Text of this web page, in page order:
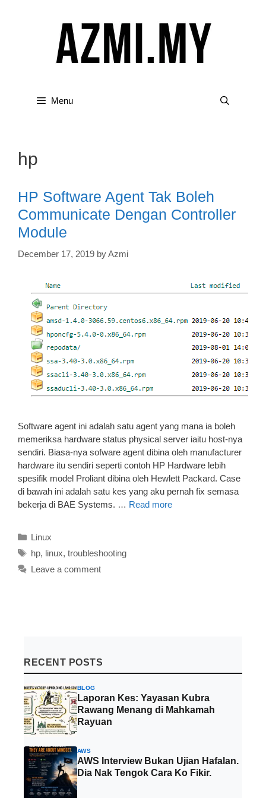
Menu
hp
HP Software Agent Tak Boleh
Communicate Dengan Controller
Module
December 17, 2019 byAzmi
Software agent ini adalah satu agent yang mana ia boleh
memeriksa hardware status physical server iaitu host-nya
sendiri. Biasa-nya sofware agent dibina oleh manufacturer
hardware itu sendiri seperti contoh HP Hardware lebih
spesifik model Proliant dibina oleh Hewlett Packard. Case
di bawah ini adalah satu kes yang aku pernah fix semasa
bekerja di BAE Systems. … Read more
Categories
Linux
Tags
hp, linux, troubleshooting
Leave a comment
RECENT POSTS
BLOG
Laporan Kes: Yayasan Kubra
Rawang Menang di Mahkamah
Rayuan
AWS
AWS Interview Bukan Ujian Hafalan.
Dia Nak Tengok Cara Ko Fikir.